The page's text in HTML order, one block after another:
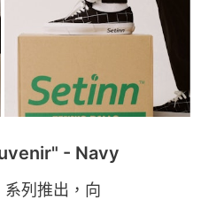
- Navy
列推出，向